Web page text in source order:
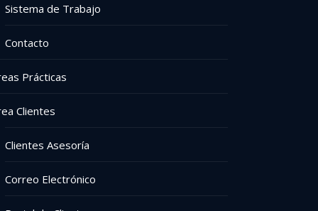
Sistema de Trabajo
Contacto
Prácticas
Clientes
Clientes Asesoría
Correo Electrónico